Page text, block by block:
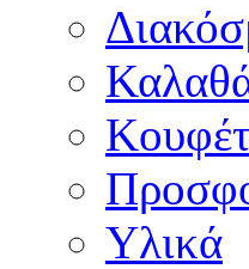
Υλικά